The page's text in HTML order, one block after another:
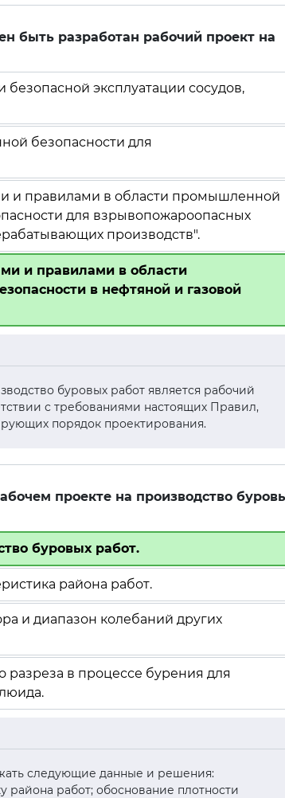
быть разработан рабочий проект на
безопасной эксплуатации сосудов,
безопасности для
и правилами в области промышленной
для взрывопожароопасных
производств".
и правилами в области
в нефтяной и газовой
буровых работ является рабочий
с требованиями настоящих Правил,
порядок проектирования.
проекте на производство
буровых работ.
района работ.
и диапазон колебаний других
разреза в процессе бурения для
следующие данные и решения:
района работ; обоснование плотности